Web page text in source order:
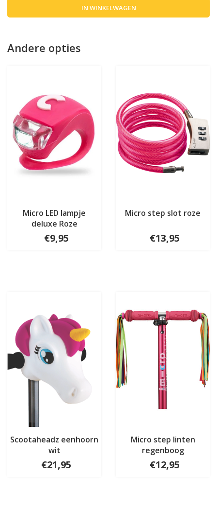
IN WINKELWAGEN
Andere opties
Micro LED lampje
deluxe Roze
€9,95
Micro step slot roze
€13,95
Scootaheadz eenhoorn
wit
€21,95
Micro step linten
regenboog
€12,95